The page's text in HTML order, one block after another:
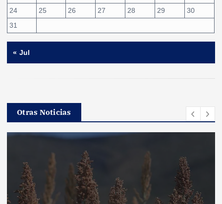
24
25 26 27 28 29
30
31
« Jul
Otras Noticias